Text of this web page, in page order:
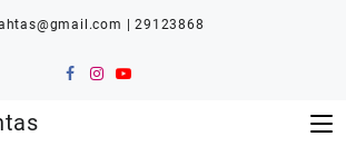
| 29123868